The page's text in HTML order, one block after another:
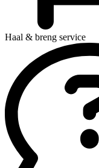
Haal & breng service